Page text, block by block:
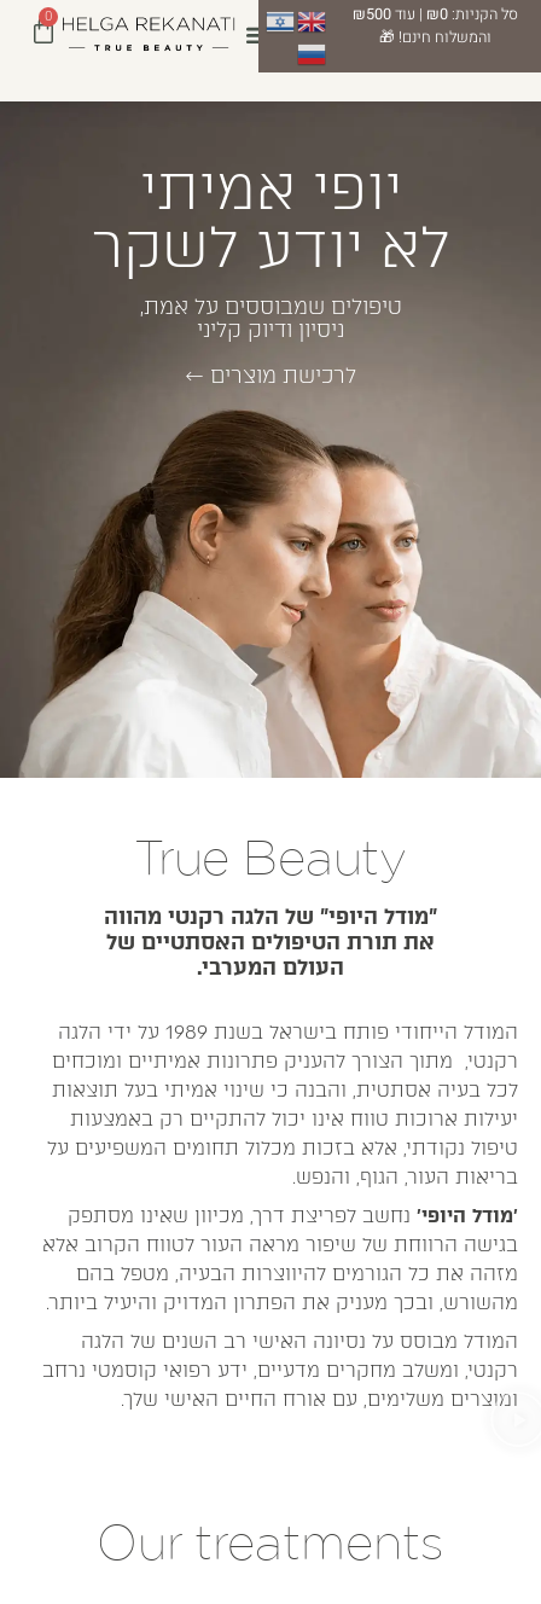
סל הקניות:₪0 | עוד₪500
והמשלוח חינם! 🎁
0
יופי אמיתי
לא יודע לשקר
טיפולים שמבוססים על אמת,
ניסיון ודיוק קליני
לרכישת מוצרים ←
True Beauty
״מודל היופי״ של הלגה רקנטי מהווה
את תורת הטיפולים האסתטיים של
העולם המערבי.
המודל הייחודי פותח בישראל בשנת 1989 על ידי הלגה
רקנטי, מתוך הצורך להעניק פתרונות אמיתיים ומוכחים
לכל בעיה אסתטית, והבנה כי שינוי אמיתי בעל תוצאות
יעילות ארוכות טווח אינו יכול להתקיים רק באמצעות
טיפול נקודתי, אלא בזכות מכלול תחומים המשפיעים על
בריאות העור, הגוף, והנפש.
׳מודל היופי׳ נחשב לפריצת דרך, מכיוון שאינו מסתפק
בגישה הרווחת של שיפור מראה העור לטווח הקרוב אלא
מזהה את כל הגורמים להיווצרות הבעיה, מטפל בהם
מהשורש, ובכך מעניק את הפתרון המדויק והיעיל ביותר.
המודל מבוסס על נסיונה האישי רב השנים של הלגה
רקנטי, ומשלב מחקרים מדעיים, ידע רפואי קוסמטי נרחב
ומוצרים משלימים, עם אורח החיים האישי שלך.
Our treatments